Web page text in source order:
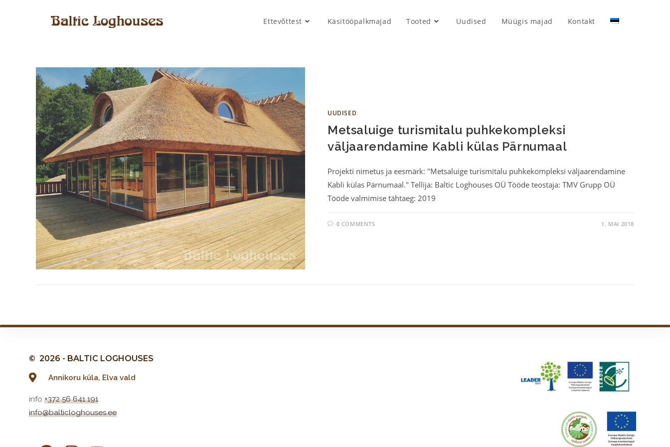
Ettevõttest Käsitööpalkmajad Tooted Uudised Müügis majad Kontakt
UUDISED
Metsaluige turismitalu puhkekompleksi
väljaarendamine Kabli külas Pärnumaal
Projekti nimetus ja eesmärk: "Metsaluige turismitalu puhkekompleksi väljaarendamine
Kabli külas Pärnumaal." Tellija: Baltic Loghouses OÜ Tööde teostaja: TMV Grupp OÜ
Tööde valmimise tähtaeg: 2019
0 COMMENTS 1. MAI 2018
© 2026 - BALTIC LOGHOUSES
Annikoru küla, Elva vald
info +372 56 641 191
info@balticloghouses.ee